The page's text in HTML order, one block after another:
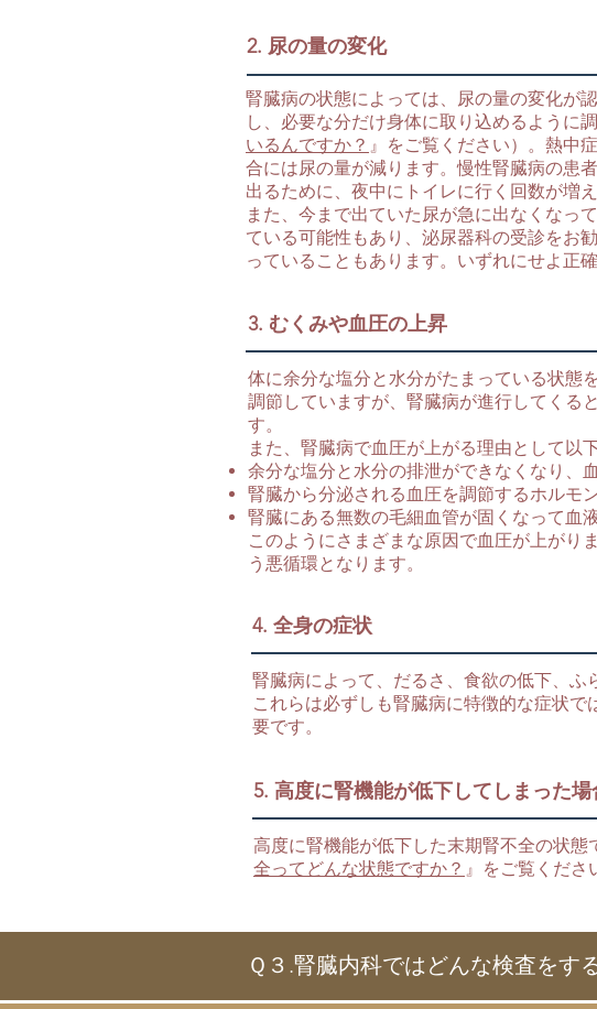
2. 尿の量の変化
腎臓病の状態によっては、尿の量の変化が
し、必要な分だけ身体に取り込めるように
いるんですか？ 』をご覧ください）。熱中
合には尿の量が減ります。慢性腎臓病の患
出るために、夜中にトイレに行く回数が増
また、今まで出ていた尿が急に出なくなっ
ている可能性もあり、泌尿器科の受診をお
っていることもあります。いずれにせよ正
3. むくみや血圧の上昇
体に余分な塩分と水分がたまっている状態
調節していますが、腎臓病が進行してくる
す。
また、腎臓病で血圧が上がる理由として以
余分な塩分と水分の排泄ができなくなり、
腎臓から分泌される血圧を調節するホルモ
腎臓にある無数の毛細血管が固くなって血
このようにさまざまな原因で血圧が上がり
う悪循環となります。
4. 全身の症状
腎臓病によって、だるさ、食欲の低下、ふ
これらは必ずしも腎臓病に特徴的な症状
要です。
5. 高度に腎機能が低下してしまった
高度に腎機能が低下した末期腎不全の状
全ってどんな状態ですか？ 』をご覧くださ
Ｑ３.腎臓内科ではどんな検査をす